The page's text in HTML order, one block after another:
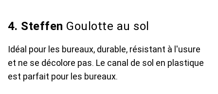
4. Steffen Goulotte au sol
Idéal pour les bureaux, durable, résistant à l'usure
et ne se décolore pas. Le canal de sol en plastique
est parfait pour les bureaux.